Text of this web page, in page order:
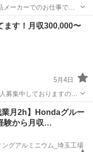
ーカーでのお仕事で
での医薬品〔輸液・シリ
リーンルーム内でかんた
ます！月収300,000〜
5月4日
募集中しておりますの
容ですが、毎日現場が違
戸建の外構のコンクリー
職人
業月2h】Hondaグルー
験から月収…
グアルミニウム_埼玉工場